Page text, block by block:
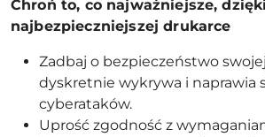
Chroń to, co najważniejsze, dzięki
najbezpieczniejszej drukarce
Zadbaj o bezpieczeństwo
dyskretnie wykrywa i naprawia
cyberataków.
Uprość zgodność z